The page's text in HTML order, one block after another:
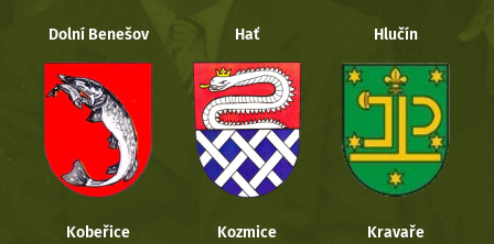
Dolní Benešov Hať Hlučín
Kobeřice Kozmice Kravaře